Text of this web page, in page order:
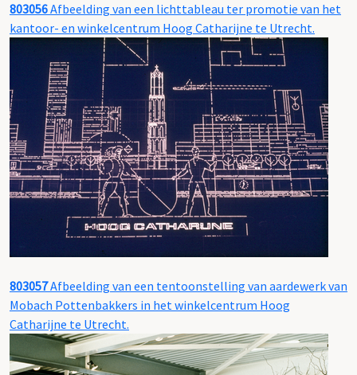
803056Afbeelding van een lichttableau ter promotie van het
kantoor- en winkelcentrum Hoog Catharijne te Utrecht.
803057Afbeelding van een tentoonstelling van aardewerk van
Mobach Pottenbakkers in het winkelcentrum Hoog
Catharijne te Utrecht.